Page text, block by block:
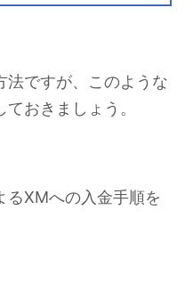
法ですが、このような
おきましょう。
るXMへの入金手順を